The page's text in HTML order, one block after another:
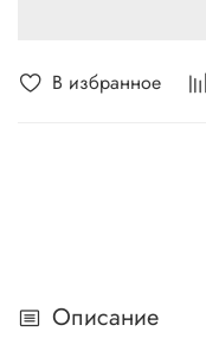
В избранное
Описание